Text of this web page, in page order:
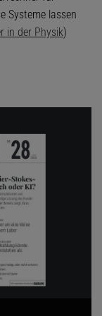
Systeme lassen
in der Physik)